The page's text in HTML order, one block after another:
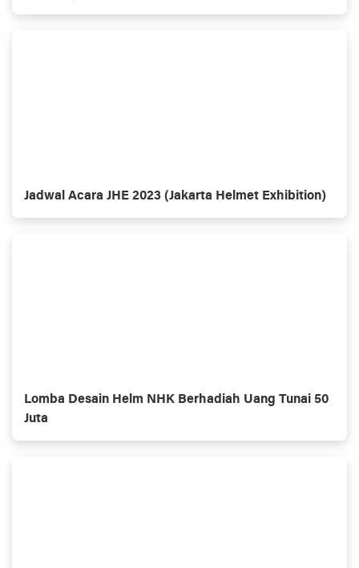
Jadwal Acara JHE 2023 (Jakarta Helmet Exhibition)
Lomba Desain Helm NHK Berhadiah Uang Tunai 50
Juta